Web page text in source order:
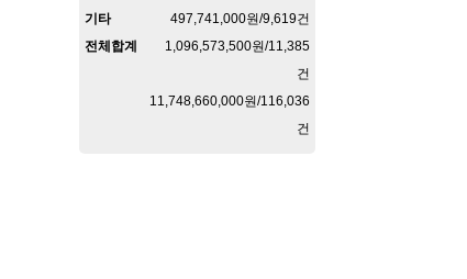
497,741,000원/9,619건
기타
1,096,573,500원/11,385
건
전체합계
11,748,660,000원/116,036
건